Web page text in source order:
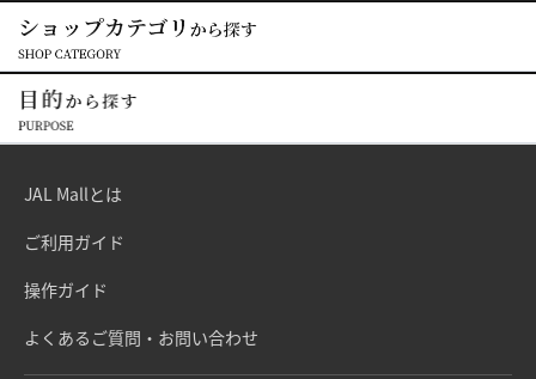
JAL Mallとは
ご利用ガイド
操作ガイド
よくあるご質問・お問い合わせ